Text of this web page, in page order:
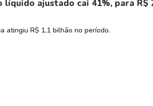
Coca-Cola
líquido ajustado cai 41%, para R$
atingiu R$ 1,1 bilhão no período.